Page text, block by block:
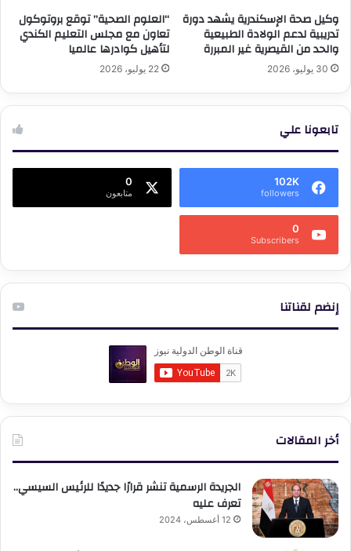
وكيل صحة الإسكندرية يشهد دورة
تدريبية لدعم الولادة الطبيعية
والحد من القيصرية غير المبررة
30 يوليو، 2026
“العلوم الصحية” توقع بروتوكول
تعاون مع مجلس التعليم الكندي
لتأهيل كوادرها عالميا
22 يوليو، 2026
تابعونا علي
102K
followers
0
متابعون
0
Subscribers
إنضم لقناتنا
أخر المقالات
الجريدة الرسمية تنشر قرارًا جديدًا للرئيس السيسي..
تعرف عليه
12 أغسطس، 2024